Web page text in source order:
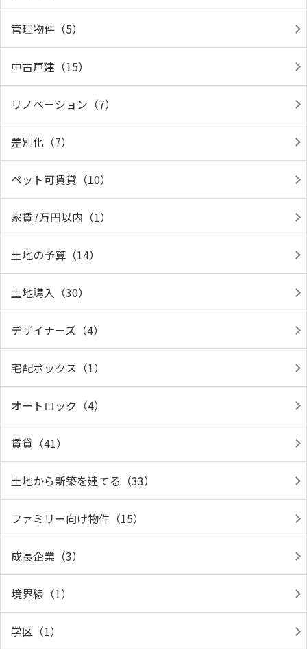
管理物件（5）
中古戸建（15）
リノベーション（7）
差別化（7）
ペット可賃貸（10）
家賃7万円以内（1）
土地の予算（14）
土地購入（30）
デザイナーズ（4）
宅配ボックス（1）
オートロック（4）
賃貸（41）
土地から新築を建てる（33）
ファミリー向け物件（15）
成長企業（3）
境界線（1）
学区（1）